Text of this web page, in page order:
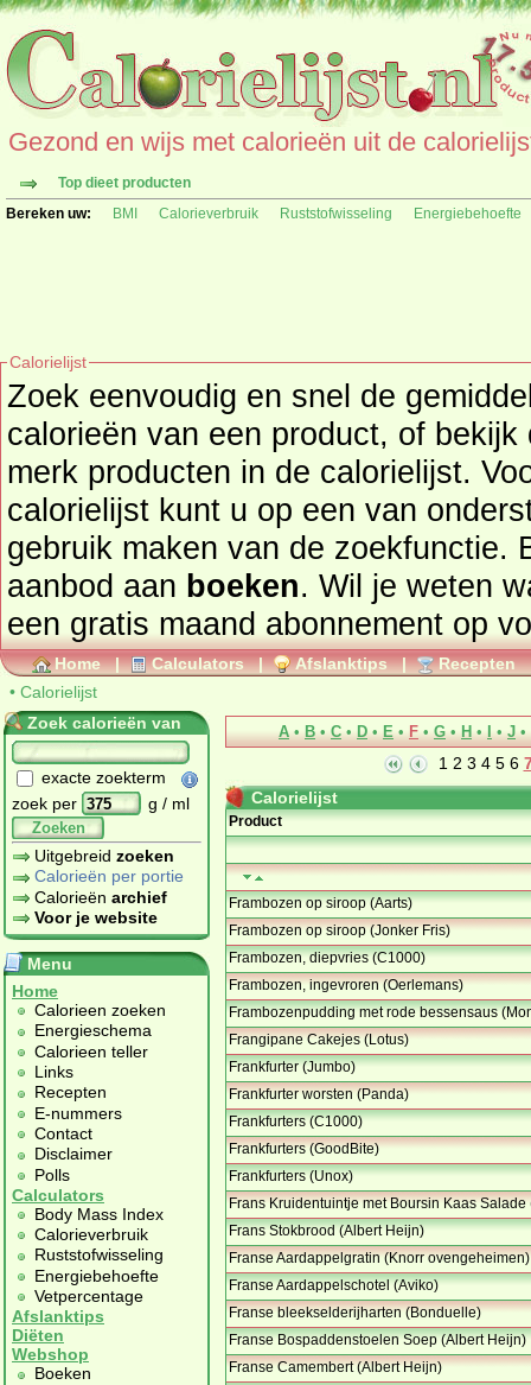
Gezond en wijs met calorieën uit de
Top dieet producten
Bereken uw:
BMI Calorieverbruik Ruststofwisseling Energiebehoefte
Calorielijst
Zoek eenvoudig en snel de
calorieën van een product, of
merk producten in de calorielijst.
calorielijst kunt u op een van
gebruik maken van de zoekfunctie.
aanbod aan boeken. Wil je weten
een gratis maand abonnement op
Home | Calculators | Afslanktips | Recepten
• Calorielijst
Zoek calorieën van
exacte zoekterm
zoek per
g / ml
Zoeken
Uitgebreid zoeken
Calorieën per portie
Calorieën archief
Voor je website
Menu
Home
Calorieen zoeken
Energieschema
Calorieen teller
Links
Recepten
E-nummers
Contact
Disclaimer
Polls
Calculators
Body Mass Index
Calorieverbruik
Ruststofwisseling
Energiebehoefte
Vetpercentage
Afslanktips
Diëten
Webshop
Boeken
A • B • C • D • E • F • G • H • • J •
1 2 3 4 5 6
Calorielijst
Product
Frambozen op siroop (Aarts)
Frambozen op siroop (Jonker Fris)
Frambozen, diepvries (C1000)
Frambozen, ingevroren (Oerlemans)
Frambozenpudding met rode bessensaus
Frangipane Cakejes (Lotus)
Frankfurter (Jumbo)
Frankfurter worsten (Panda)
Frankfurters (C1000)
Frankfurters (GoodBite)
Frankfurters (Unox)
Frans Kruidentuintje met Boursin Kaas Salade
Frans Stokbrood (Albert Heijn)
Franse Aardappelgratin (Knorr ovengeheimen)
Franse Aardappelschotel (Aviko)
Franse bleekselderijharten (Bonduelle)
Franse Bospaddenstoelen Soep (Albert Heijn)
Franse Camembert (Albert Heijn)